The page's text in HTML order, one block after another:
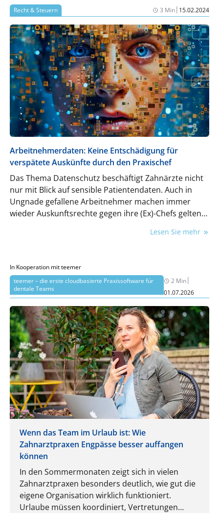
Konsequenzen und wie Zahnarztpraxen diese
vermeiden können.
Recht & Steuern 3 Min| 15.02.2024
Arbeitnehmerdaten: Keine Entschädigung für
verspätete Auskünfte durch den Praxischef
Das Thema Datenschutz beschäftigt Zahnärzte nicht
nur mit Blick auf sensible Patientendaten. Auch in
Ungnade gefallene Arbeitnehmer machen immer
wieder Auskunftsrechte gegen ihre (Ex)-Chefs geltend
Schadenersatz zu verlangen. Nun allerdings ein
Lesen Sie mehr
In Kooperation mit teemer
teemer – die erste cloudbasierte Praxissoftware für
dentale Teams
2 Min|
01.07.2026
Wenn das Team im Urlaub ist: Wie
Zahnarztpraxen Engpässe besser auffangen
können
In den Sommermonaten zeigt sich in vielen
Zahnarztpraxen besonders deutlich, wie gut die
eigene Organisation wirklich funktioniert.
Urlaube müssen koordiniert, Vertretungen